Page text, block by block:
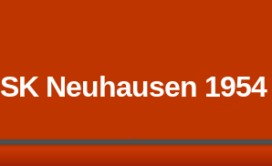
SK Neuhausen 1954